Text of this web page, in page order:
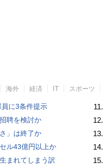
海外 経済 IT スポーツ
に3条件提示
聘を検討か
」は終了か
ル43億円以上か
まれてしまう訳
11.
12.
13.
14.
15.